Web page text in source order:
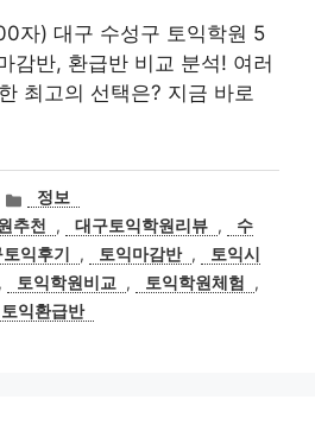
자) 대구 수성구 토익학원 5
감반, 환급반 비교 분석! 여러
최고의 선택은? 지금 바로
카
테
고
리
정보
추천 , 대구토익학원리뷰 ,
수
익후기 , 토익마감반 ,
토익시
, 토익학원비교 , 토익학원체험
,
토익환급반